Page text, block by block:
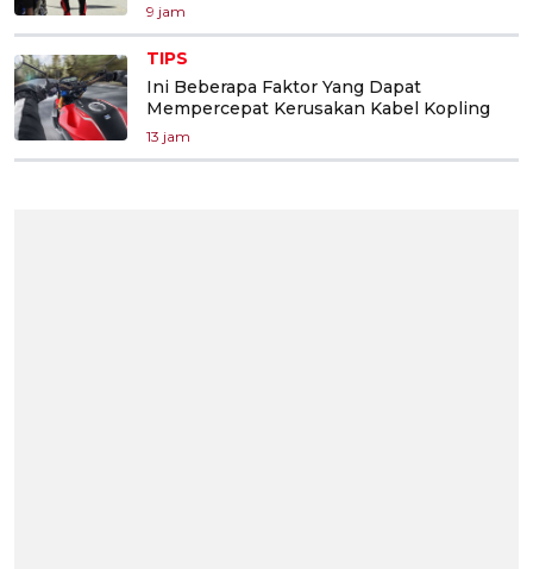
9 jam
TIPS
Ini Beberapa Faktor Yang Dapat
Mempercepat Kerusakan Kabel Kopling
13 jam